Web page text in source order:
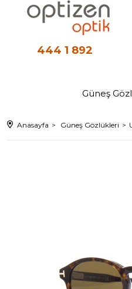
444 1 892
Güneş
Anasayfa Güneş Gözlükleri